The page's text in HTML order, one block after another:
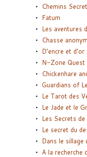
Chemins
Fatum
Les aventures
Chasse
D’encre et d’or
N-Zone Quest
Chickenhare
Guardians of
Le Tarot des
Le Jade et le
Les Secrets de
Le secret du
Dans le sillage
A la recherche